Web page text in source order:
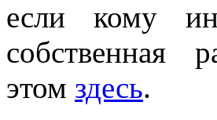
если кому
собственная
этом здесь.